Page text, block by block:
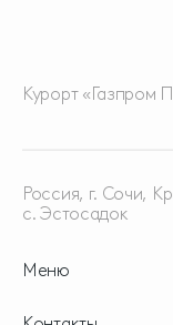
Курорт «Газпром
Меню
Россия, г. Сочи,
с. Эстосадок